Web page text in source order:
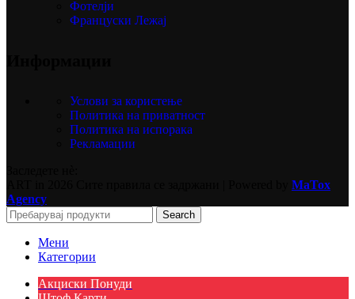
Фотелји
Француски Лежај
Услови за користење
Политика на приватност
Политика на испорака
Рекламации
MaTox
Agency
Search
Мени
Категории
Акциски Понуди